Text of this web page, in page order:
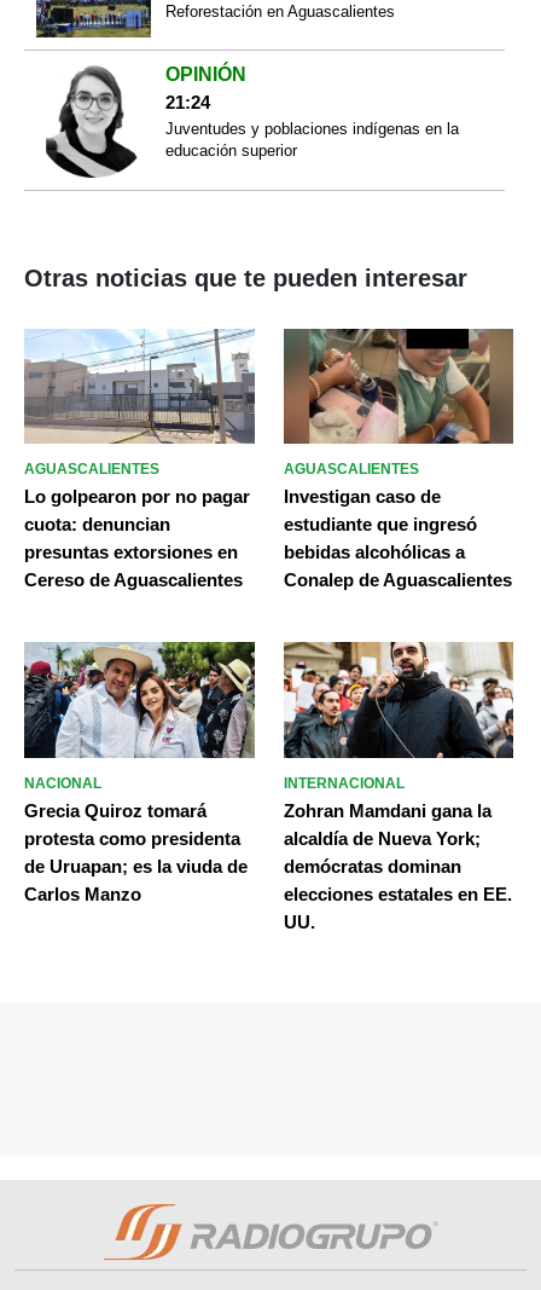
Reforestación en Aguascalientes
OPINIÓN
21:24
Juventudes y poblaciones indígenas en la
educación superior
Otras noticias que te pueden interesar
AGUASCALIENTES
Lo golpearon por no pagar
cuota: denuncian
presuntas extorsiones en
Cereso de Aguascalientes
AGUASCALIENTES
Investigan caso de
estudiante que ingresó
bebidas alcohólicas a
Conalep de Aguascalientes
NACIONAL
Grecia Quiroz tomará
protesta como presidenta
de Uruapan; es la viuda de
Carlos Manzo
INTERNACIONAL
Zohran Mamdani gana la
alcaldía de Nueva York;
demócratas dominan
elecciones estatales en EE.
UU.